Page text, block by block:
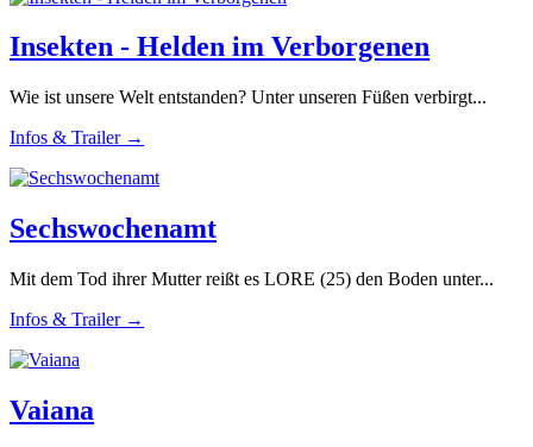
Insekten - Helden im Verborgenen
Wie ist unsere Welt entstanden? Unter unseren Füßen verbirgt...
Infos & Trailer →
Sechswochenamt
Mit dem Tod ihrer Mutter reißt es LORE (25) den Boden unter...
Infos & Trailer →
Vaiana